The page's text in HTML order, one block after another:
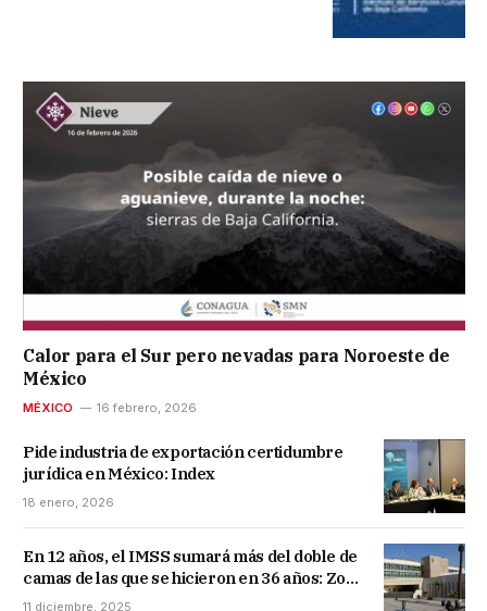
Calor para el Sur pero nevadas para Noroeste de
México
MÉXICO 16 febrero, 2026
Pide industria de exportación certidumbre
jurídica en México: Index
18 enero, 2026
En 12 años, el IMSS sumará más del doble de
camas de las que se hicieron en 36 años: Zoé
Robledo
11 diciembre, 2025